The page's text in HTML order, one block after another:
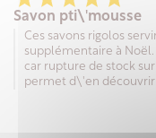
Savon pti\'mousse
Ces savons rigolos
supplémentaire à
car rupture de stock
permet d\'en